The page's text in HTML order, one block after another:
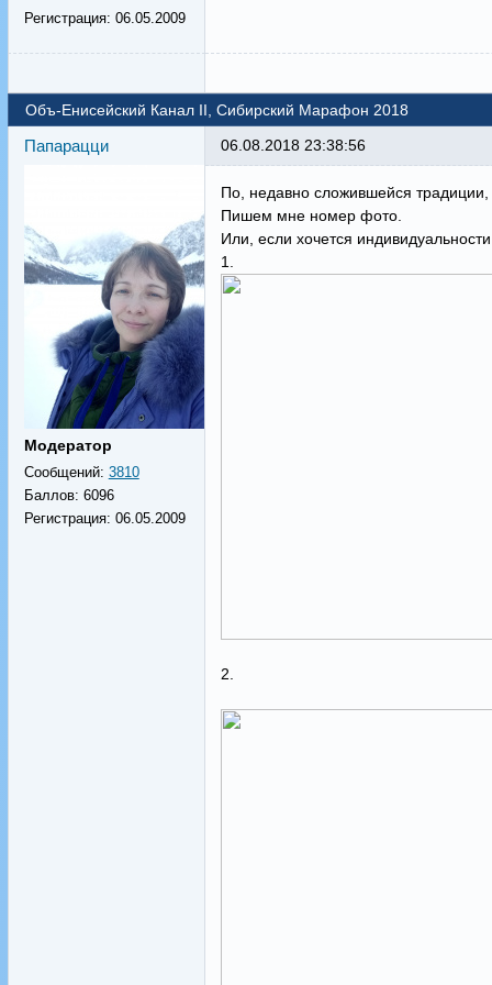
Регистрация: 06.05.2009
Объ-Енисейский Канал II, Сибирский Марафон 2018
Папарацци
Модератор
Сообщений: 3810
Баллов: 6096
Регистрация: 06.05.2009
06.08.2018 23:38:56
По, недавно сложившейся традиции,
Пишем мне номер фото.
Или, если хочется
1.
2.